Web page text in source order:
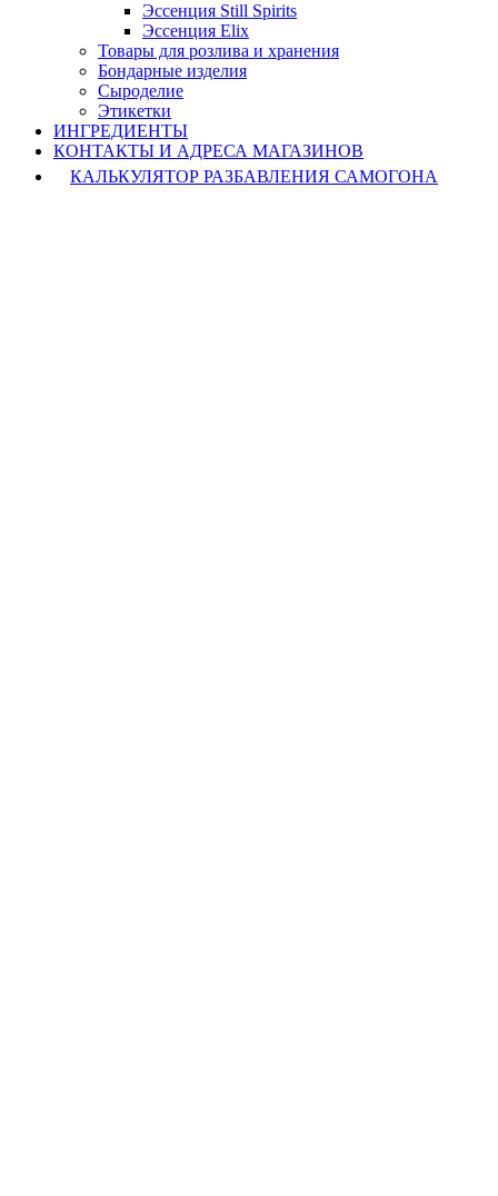
Эссенция Still Spirits
Эссенция Elix
Товары для розлива и хранения
Бондарные изделия
Cыроделие
Этикетки
ИНГРЕДИЕНТЫ
КОНТАКТЫ И АДРЕСА МАГАЗИНОВ
КАЛЬКУЛЯТОР РАЗБАВЛЕНИЯ САМОГОНА